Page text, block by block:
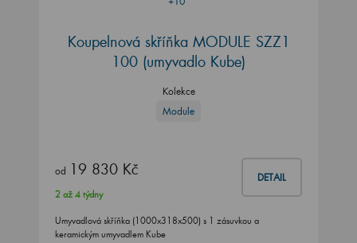
Koupelnová skříňka MODULE SZZ1
100 (umyvadlo Kube)
Kolekce
Module
od 19 830 Kč DETAIL
2 až 4 týdny
Umyvadlová skříňka (1000x318x500) s 1 zásuvkou a
keramickým umyvadlem Kube